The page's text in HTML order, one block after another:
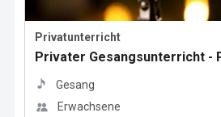
Privatunterricht
Privater Gesangsunterricht -
Gesang
Erwachsene